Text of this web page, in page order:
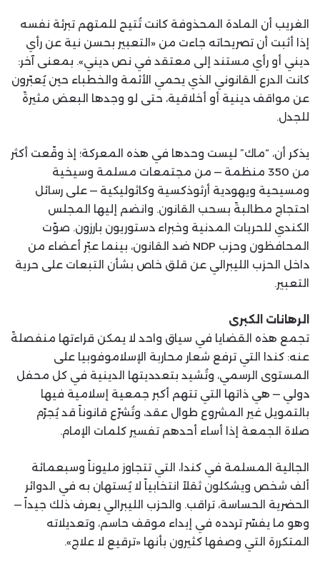
الغريب أن المادة المحذوفة كانت تُتيح للمتهم تبرئة نفسه
إذا أثبت أن تصريحاته جاءت من «التعبير بحسن نية عن رأي
ديني أو رأي مستند إلى معتقد في نص ديني». بمعنى آخر:
كانت الدرع القانوني الذي يحمي الأئمة والخطباء حين يُعبّرون
عن مواقف دينية أو أخلاقية، حتى لو وجدها البعض مثيرةً
للجدل.
يذكر أن، “ماك” ليست وحدها في هذه المعركة؛ إذ وقّعت أكثر
من 350 منظمة — من مجتمعات مسلمة وسيخية
ومسيحية ويهودية أرثوذكسية وكاثوليكية — على رسائل
احتجاج مطالبةً بسحب القانون. وانضم إليها المجلس
الكندي للحريات المدنية وخبراء دستوريون بارزون. صوّت
المحافظون وحزب NDP ضد القانون، بينما عبّر أعضاء من
داخل الحزب الليبرالي عن قلق خاص بشأن التبعات على حرية
التعبير.
الرهانات الكبرى
تجمع هذه القضايا في سياق واحد لا يمكن قراءتها منفصلةً
عنه: كندا التي ترفع شعار محاربة الإسلاموفوبيا على
المستوى الرسمي، وتُشيد بتعدديتها الدينية في كل محفل
دولي — هي ذاتها التي تتهم أكبر جمعية إسلامية فيها
بالتمويل غير المشروع طوال عقد، وتُشرّع قانوناً قد يُجرّم
صلاة الجمعة إذا أساء أحدهم تفسير كلمات الإمام.
الجالية المسلمة في كندا، التي تتجاوز مليوناً وسبعمائة
ألف شخص ويشكلون ثقلاً انتخابياً لا يُستهان به في الدوائر
الحضرية الحساسة، تراقب. والحزب الليبرالي يعرف ذلك جيداً —
وهو ما يفسّر تردده في إبداء موقف حاسم، وتعديلاته
المتكررة التي وصفها كثيرون بأنها «ترقيع لا علاج».